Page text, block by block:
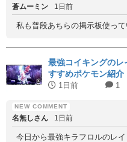
蒼ムーミン 1日前
私も普段あちらの掲示板使っ
最強コイキングの
すすめポケモン紹介
1日前 1
名無しさん 1日前
今日から最強キラフロルのレ